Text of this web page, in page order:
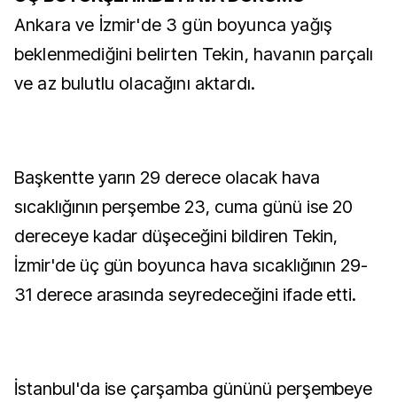
Ankara ve İzmir'de 3 gün boyunca yağış
beklenmediğini belirten Tekin, havanın parçalı
ve az bulutlu olacağını aktardı.
Başkentte yarın 29 derece olacak hava
sıcaklığının perşembe 23, cuma günü ise 20
dereceye kadar düşeceğini bildiren Tekin,
İzmir'de üç gün boyunca hava sıcaklığının 29-
31 derece arasında seyredeceğini ifade etti.
İstanbul'da ise çarşamba gününü perşembeye